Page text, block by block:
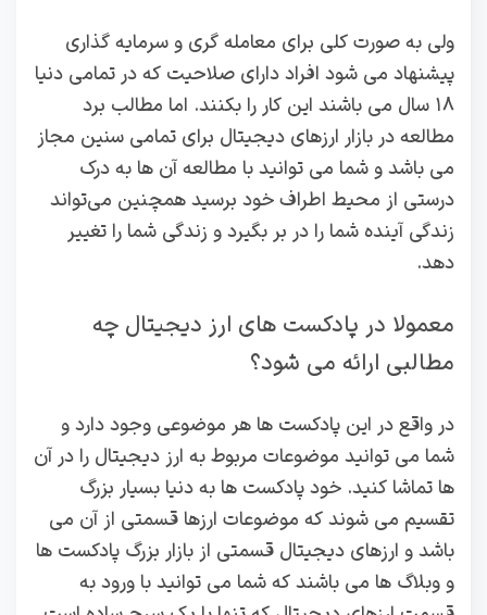
ولی به صورت کلی برای معامله گری و سرمایه گذاری
پیشنهاد می شود افراد دارای صلاحیت که در تمامی دنیا
۱۸ سال می باشند این کار را بکنند. اما مطالب برد
مطالعه در بازار ارزهای دیجیتال برای تمامی سنین مجاز
می باشد و شما می توانید با مطالعه آن ها به درک
درستی از محیط اطراف خود برسید همچنین می‌تواند
زندگی آینده شما را در بر بگیرد و زندگی شما را تغییر
دهد.
معمولا در پادکست های ارز دیجیتال چه
مطالبی ارائه می شود؟
در واقع در این پادکست ها هر موضوعی وجود دارد و
شما می توانید موضوعات مربوط به ارز دیجیتال را در آن
ها تماشا کنید. خود پادکست ها به دنیا بسیار بزرگ
تقسیم می‌ شوند که موضوعات ارزها قسمتی از آن می‌
باشد و ارزهای دیجیتال قسمتی از بازار بزرگ پادکست ها
و وبلاگ ها می باشند که شما می توانید با ورود به